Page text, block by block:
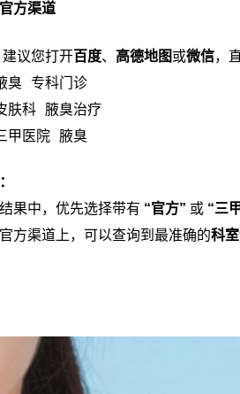
方渠道
建议您打开百度、 高德地图或微信，
臭 专科门诊
肤科 腋臭治疗
甲医院 腋臭
果中，优先选择带有 “官方” 或 “三
方渠道上，可以查询到最准确的科